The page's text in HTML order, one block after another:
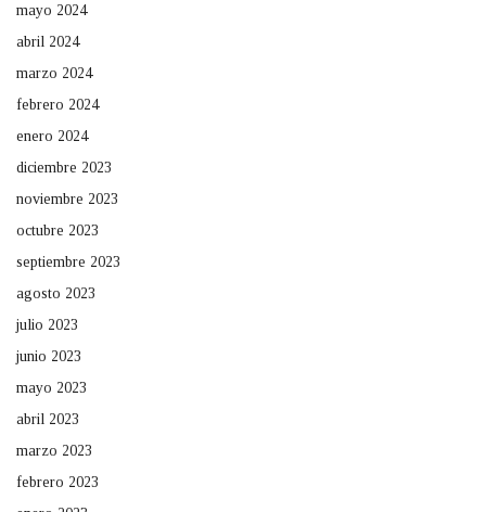
mayo 2024
abril 2024
marzo 2024
febrero 2024
enero 2024
diciembre 2023
noviembre 2023
octubre 2023
septiembre 2023
agosto 2023
julio 2023
junio 2023
mayo 2023
abril 2023
marzo 2023
febrero 2023